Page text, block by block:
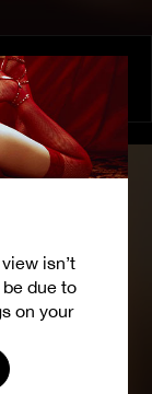
isn’t
due to
on your